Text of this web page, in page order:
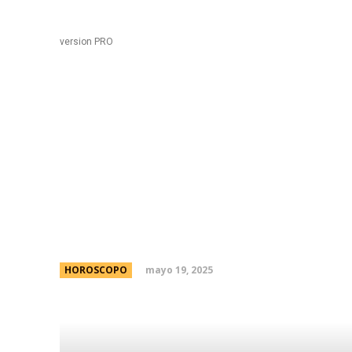
version PRO
HOROSCOPO mayo 19, 2025